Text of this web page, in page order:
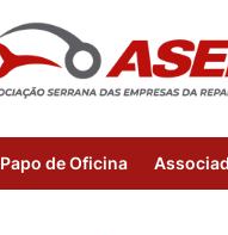
Papo de Oficina